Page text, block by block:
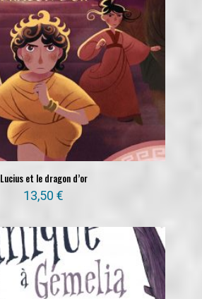
Lucius et le dragon d’or
13,50€